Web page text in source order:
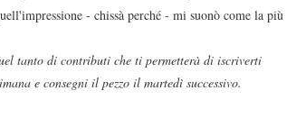
- chissà perché - mi suonò come la più
tanto di contributi che ti permetterà di iscriverti
e consegni il pezzo il martedì successivo.